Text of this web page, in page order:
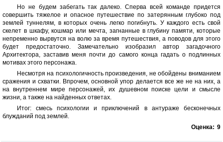
Но не будем забегать так далеко. Сперва всей команде придется
совершить тяжелое и опасное путешествие по затерянным глубоко под
землей туннелям, в которых очень легко погибнуть. У каждого есть свой
скелет в шкафу, кошмар или мечта, загнанные в глубину памяти, которые
непременно вырвутся на волю за время путешествия, а поводов для этого
будет предостаточно. Замечательно изобразил автор загадочного
Архитектора, заставив меня почти до самого конца гадать о подлинных
мотивах этого персонажа.
Несмотря на психологичность произведения, не обойдены вниманием
сражения и схватки. Впрочем, основной упор делается все же не на них, а
на внутреннем мире персонажей, их душевном поиске цели и смысле
жизни, а также на найденных ответах.
Итог: смесь психологии и приключений в антураже бесконечных
блужданий под землей.
Оценка: 9